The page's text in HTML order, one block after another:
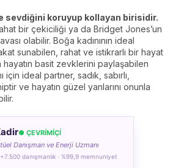
sevdiğini koruyup kollayan birisidir.
bir çekiciliği ya da Bridget Jones’un
olabilir. Boğa kadınının ideal
sunabilen, rahat ve istikrarlı bir hayat
basit zevklerini paylaşabilen
için ideal partner, sadık, sabırlı,
ve hayatın güzel yanlarını onunla
● ÇEVRÍMÍÇÍ
Danışman ve Enerji Uzmanı
+7.500 danışmanlık · %99,9 memnuniyet